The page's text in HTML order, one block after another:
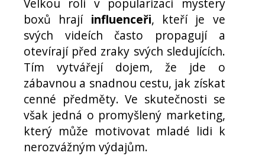
Velkou roli v popularizaci mystery
boxů hrají influenceři, kteří je ve
svých videích často propagují a
otevírají před zraky svých sledujících.
Tím vytvářejí dojem, že jde o
zábavnou a snadnou cestu, jak získat
cenné předměty. Ve skutečnosti se
však jedná o promyšlený marketing,
který může motivovat mladé lidi k
nerozvážným výdajům.